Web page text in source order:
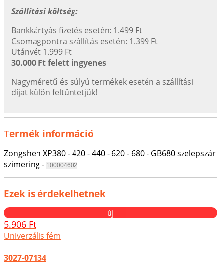
Szállítási költség:
Bankkártyás fizetés esetén: 1.499 Ft
Csomagpontra szállítás esetén: 1.399 Ft
Utánvét 1.999 Ft
30.000 Ft felett ingyenes
Nagyméretű és súlyú termékek esetén a szállítási
díjat külön feltűntetjük!
Termék információ
Zongshen XP380 - 420 - 440 - 620 - 680 - GB680 szelepszár
szimering - 100004602
Ezek is érdekelhetnek
új
5.906 Ft
Univerzális fém
3027-07134